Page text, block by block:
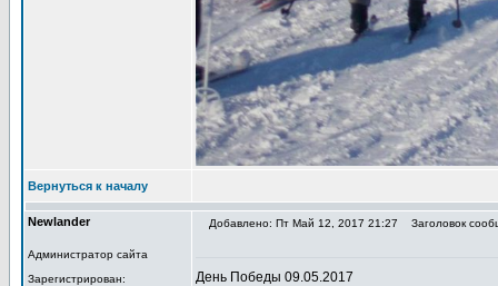
Вернуться к началу
Newlander
Администратор сайта
Зарегистрирован:
Добавлено: Пт Май 12, 2017 21:27 Заголовок
День Победы 09.05.2017